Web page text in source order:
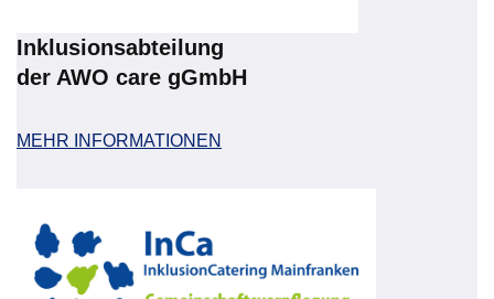
Inklusionsabteilung
der AWO care gGmbH
MEHR INFORMATIONEN